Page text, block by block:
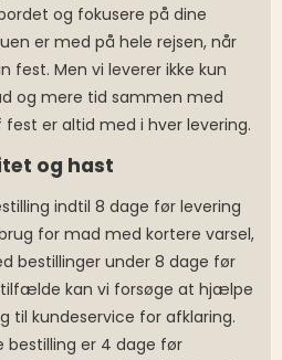
og fokusere på dine
er med på hele rejsen, når
fest. Men vi leverer ikke kun
og mere tid sammen med
er altid med i hver levering.
og hast
indtil 8 dage før levering
for mad med kortere varsel,
bestillinger under 8 dage før
kan vi forsøge at hjælpe
til kundeservice for afklaring.
bestilling er 4 dage før